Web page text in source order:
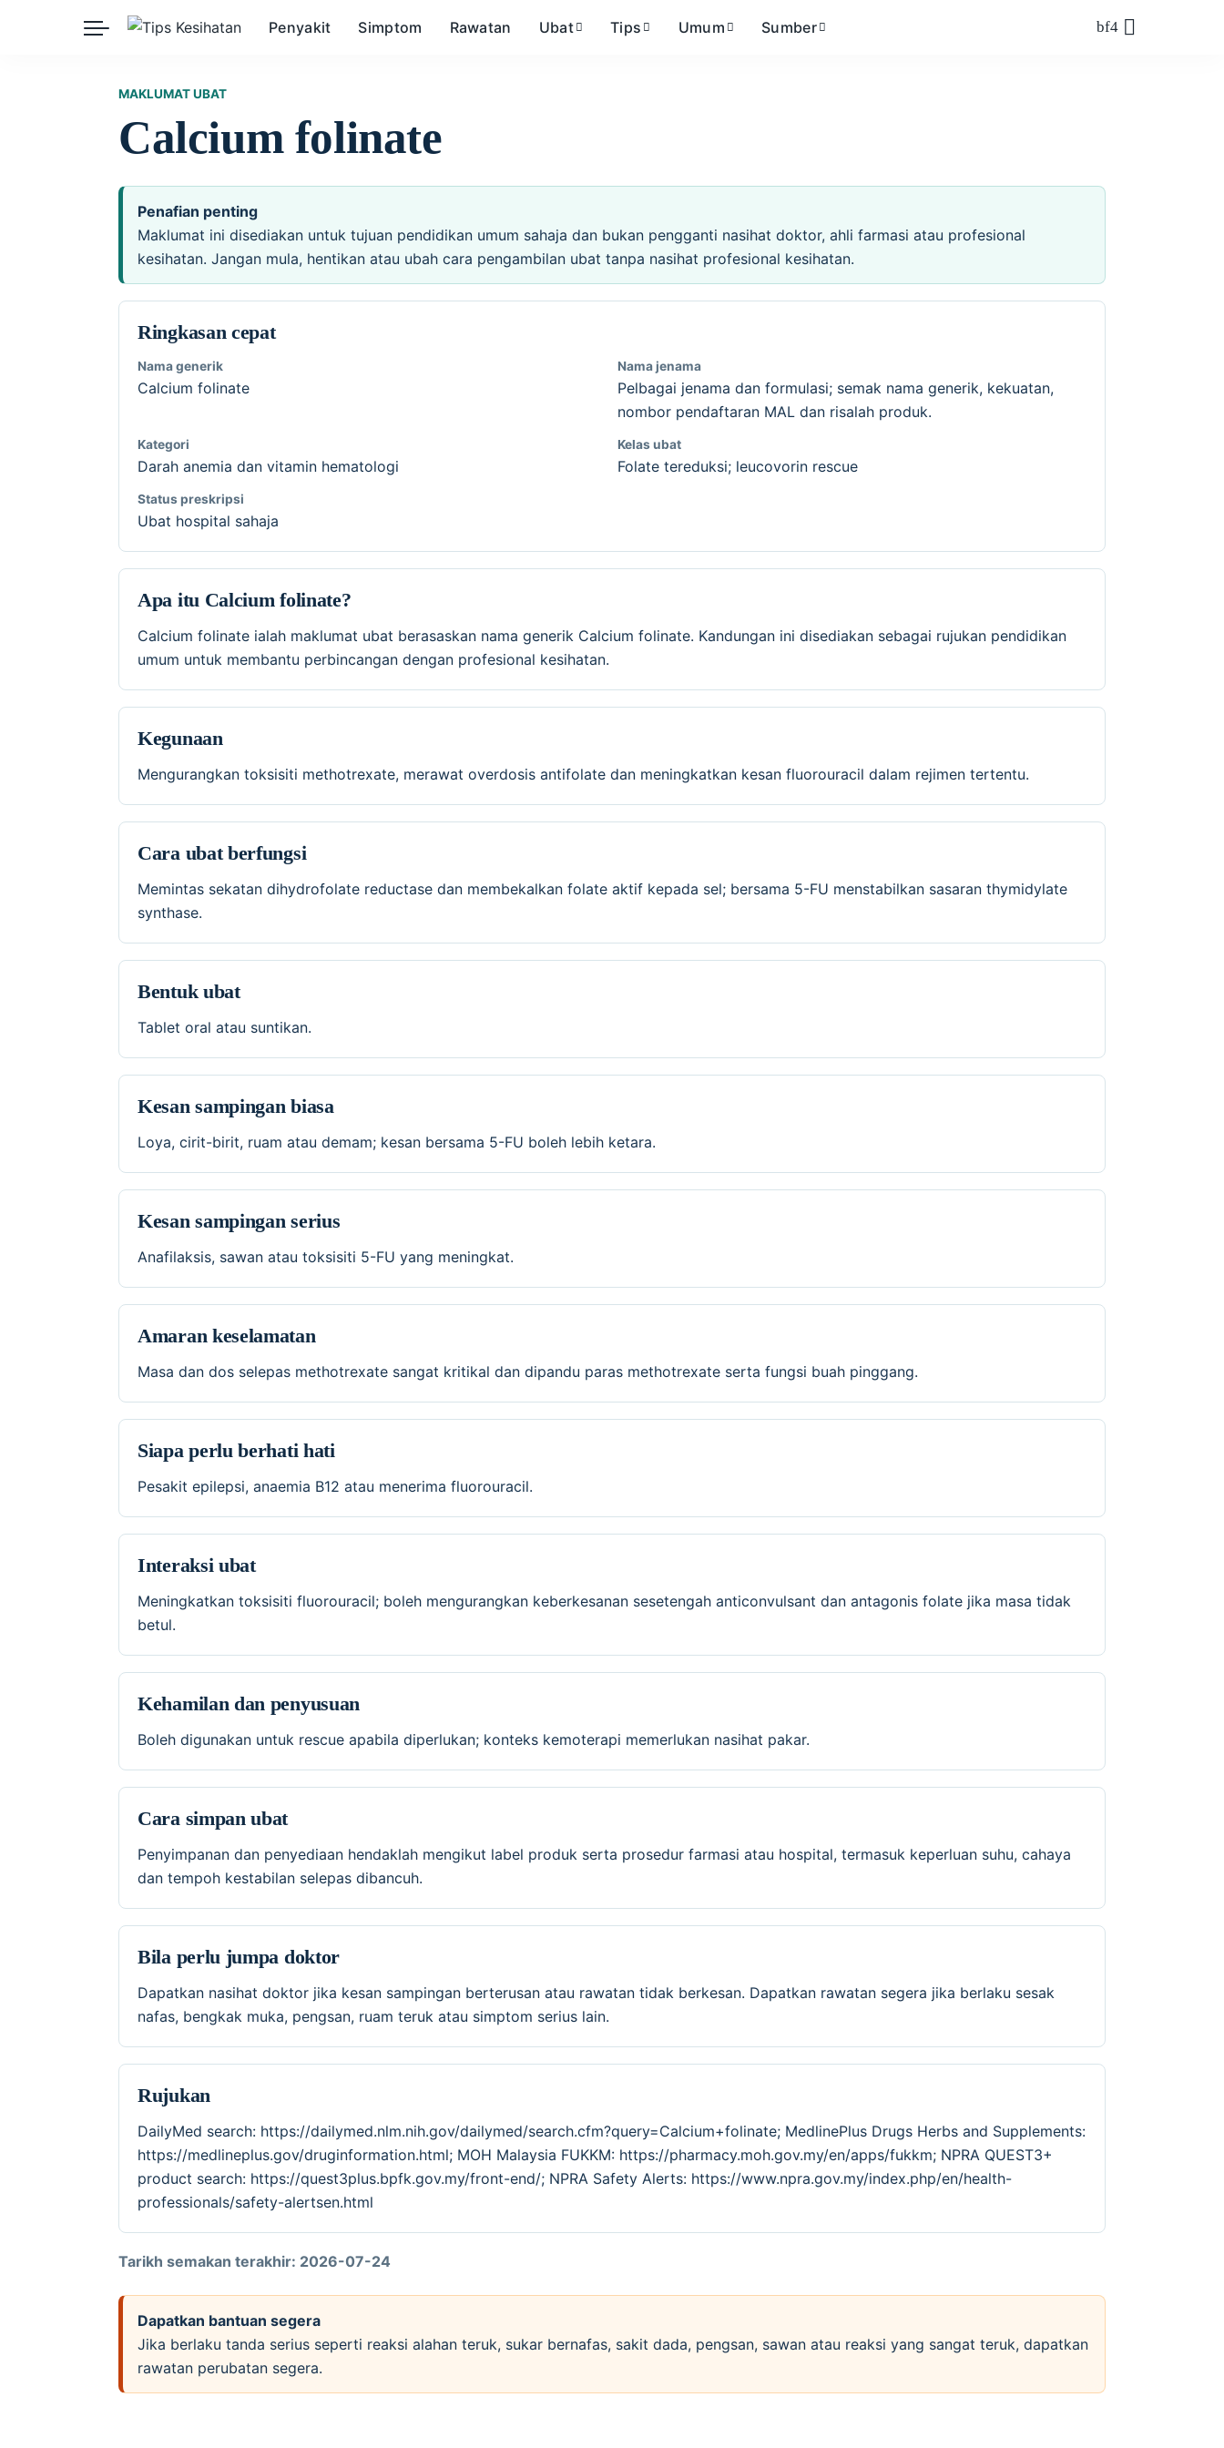
Penyakit Simptom Rawatan Ubat
Herba
Tips
Keibubapaan
Kehamilan
Kesihatan Mental
Umum
Kesihatan Awam
Kesihatan Digital
Sains Sukan
Sumber
MAKLUMAT UBAT
Calcium folinate
Penafian penting
Maklumat ini disediakan untuk tujuan pendidikan umum sahaja dan bukan pengganti nasihat doktor, ahli farmasi atau profesional
kesihatan. Jangan mula, hentikan atau ubah cara pengambilan ubat tanpa nasihat profesional kesihatan.
Ringkasan cepat
Nama generik
Calcium folinate
Nama jenama
Pelbagai jenama dan formulasi; semak nama generik, kekuatan,
nombor pendaftaran MAL dan risalah produk.
Kategori
Darah anemia dan vitamin hematologi
Kelas ubat
Folate tereduksi; leucovorin rescue
Status preskripsi
Ubat hospital sahaja
Apa itu Calcium folinate?
Calcium folinate ialah maklumat ubat berasaskan nama generik Calcium folinate. Kandungan ini disediakan sebagai rujukan pendidikan
umum untuk membantu perbincangan dengan profesional kesihatan.
Kegunaan
Mengurangkan toksisiti methotrexate, merawat overdosis antifolate dan meningkatkan kesan fluorouracil dalam rejimen tertentu.
Cara ubat berfungsi
Memintas sekatan dihydrofolate reductase dan membekalkan folate aktif kepada sel; bersama 5-FU menstabilkan sasaran thymidylate
synthase.
Bentuk ubat
Tablet oral atau suntikan.
Kesan sampingan biasa
Loya, cirit-birit, ruam atau demam; kesan bersama 5-FU boleh lebih ketara.
Kesan sampingan serius
Anafilaksis, sawan atau toksisiti 5-FU yang meningkat.
Amaran keselamatan
Masa dan dos selepas methotrexate sangat kritikal dan dipandu paras methotrexate serta fungsi buah pinggang.
Siapa perlu berhati hati
Pesakit epilepsi, anaemia B12 atau menerima fluorouracil.
Interaksi ubat
Meningkatkan toksisiti fluorouracil; boleh mengurangkan keberkesanan sesetengah anticonvulsant dan antagonis folate jika masa tidak
betul.
Kehamilan dan penyusuan
Boleh digunakan untuk rescue apabila diperlukan; konteks kemoterapi memerlukan nasihat pakar.
Cara simpan ubat
Penyimpanan dan penyediaan hendaklah mengikut label produk serta prosedur farmasi atau hospital, termasuk keperluan suhu, cahaya
dan tempoh kestabilan selepas dibancuh.
Bila perlu jumpa doktor
Dapatkan nasihat doktor jika kesan sampingan berterusan atau rawatan tidak berkesan. Dapatkan rawatan segera jika berlaku sesak
nafas, bengkak muka, pengsan, ruam teruk atau simptom serius lain.
Rujukan
DailyMed search: https://dailymed.nlm.nih.gov/dailymed/search.cfm?query=Calcium+folinate; MedlinePlus Drugs Herbs and Supplements:
https://medlineplus.gov/druginformation.html; MOH Malaysia FUKKM: https://pharmacy.moh.gov.my/en/apps/fukkm; NPRA QUEST3+
product search: https://quest3plus.bpfk.gov.my/front-end/; NPRA Safety Alerts: https://www.npra.gov.my/index.php/en/health-
professionals/safety-alertsen.html
Tarikh semakan terakhir: 2026-07-24
Dapatkan bantuan segera
Jika berlaku tanda serius seperti reaksi alahan teruk, sukar bernafas, sakit dada, pengsan, sawan atau reaksi yang sangat teruk, dapatkan
rawatan perubatan segera.